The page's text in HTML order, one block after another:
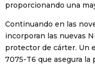
proporcionando una
Continuando en las
incorporan las nuevas
protector de cárter. Un
7075-T6 que asegura